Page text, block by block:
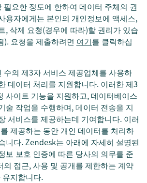
요한 정도에 한하여 데이터 주체의 권
용자에게는 본인의 개인정보에 액세스,
, 삭제 요청(경우에 따라)할 권리가 있습
). 요청을 제출하려면 여기를 클릭하십
의 제3자 서비스 제공업체를 사용하
데이터 처리를 지원합니다. 이러한 제3
사이트 기능을 지원하고, 데이터베이스
술 작업을 수행하며, 데이터 전송을 지
서비스를 제공하는데 기여합니다. 이러
제공하는 동안 개인 데이터를 처리하
니다. Zendesk는 아래에 자세히 설명된
보 보호 인증에 따른 당사의 의무를 준
의 접근, 사용 및 공개를 제한하는 계약
지합니다.